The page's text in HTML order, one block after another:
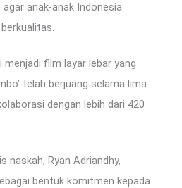
anak-anak Indonesia
menjadi film layar lebar yang
telah berjuang selama lima
dengan lebih dari 420
naskah, Ryan Adriandhy,
bentuk komitmen kepada